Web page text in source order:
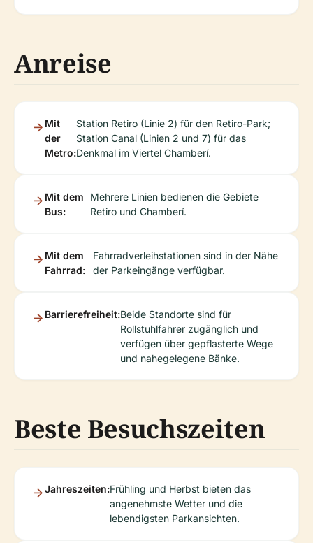
Anreise
Mit
der
Metro:
Station Retiro (Linie 2) für den Retiro-Park;
Station Canal (Linien 2 und 7) für das
Denkmal im Viertel Chamberí.
Mit dem
Bus:
Mehrere Linien bedienen die Gebiete
Retiro und Chamberí.
Mit dem
Fahrrad:
Fahrradverleihstationen sind in der Nähe
der Parkeingänge verfügbar.
Barrierefreiheit:Beide Standorte sind für
Rollstuhlfahrer zugänglich und
verfügen über gepflasterte Wege
und nahegelegene Bänke.
Beste Besuchszeiten
Jahreszeiten:Frühling und Herbst bieten das
angenehmste Wetter und die
lebendigsten Parkansichten.